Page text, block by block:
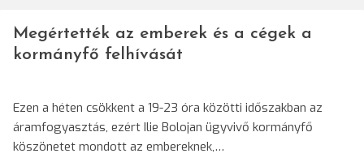
Megértették az emberek és a cégek a
kormányfő felhívását
Ezen a héten csökkent a 19-23 óra közötti időszakban az
áramfogyasztás, ezért Ilie Bolojan ügyvivő kormányfő
köszönetet mondott az embereknek,…